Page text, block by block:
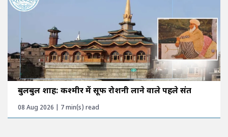
बुलबुल शाह: कश्मीर में सूफी रोशनी लाने वाले पहले संत
08 Aug 2026 | 7 min(s) read